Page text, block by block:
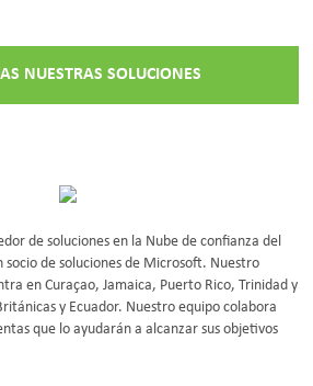
NUESTRAS SOLUCIONES
de soluciones en la Nube de confianza del
socio de soluciones de Microsoft. Nuestro
en Curaçao, Jamaica, Puerto Rico, Trinidad y
y Ecuador. Nuestro equipo colabora
que lo ayudarán a alcanzar sus objetivos